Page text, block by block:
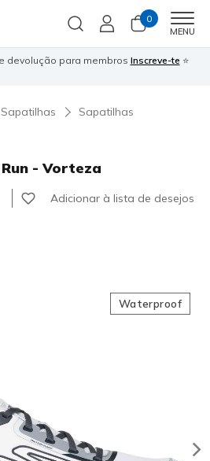
0
MENU
devolução para membros Inscreve-te ⭐
Sapatilhas Sapatilhas
- Vorteza
clienteAdicionar à lista de desejos
Waterproof